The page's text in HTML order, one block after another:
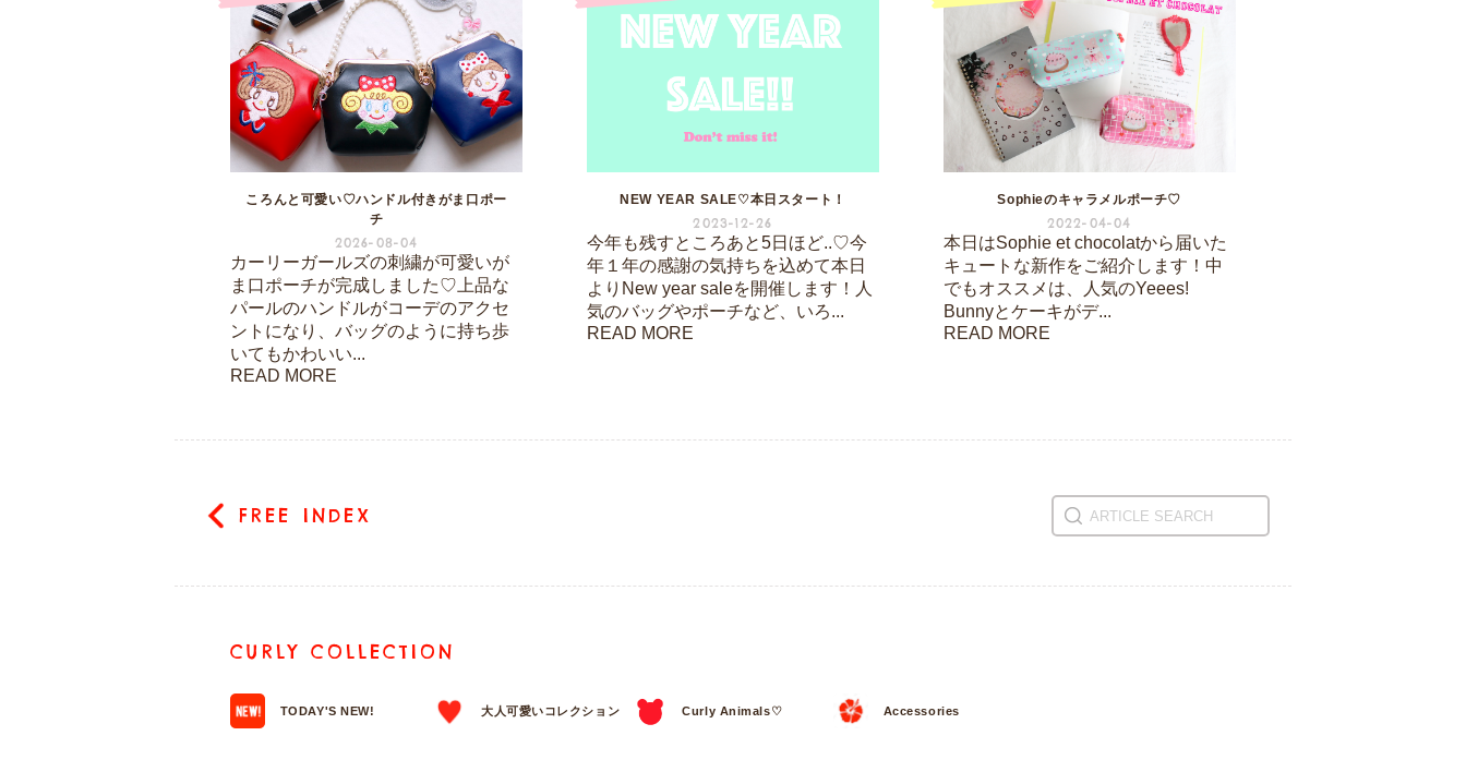
ころんと可愛い♡ハンドル付きがま口ポー
チ
2026-08-04
カーリーガールズの刺繍が可愛いが
ま口ポーチが完成しました♡上品な
パールのハンドルがコーデのアクセ
ントになり、バッグのように持ち歩
いてもかわいい...
READ MORE
NEW YEAR SALE♡本日スタート！
2023-12-26
今年も残すところあと5日ほど..♡今
年１年の感謝の気持ちを込めて本日
よりNew year saleを開催します！人
気のバッグやポーチなど、いろ...
READ MORE
Sophieのキャラメルポーチ♡
2022-04-04
本日はSophie et chocolatから届いた
キュートな新作をご紹介します！中
でもオススメは、人気のYeees!
Bunnyとケーキがデ...
READ MORE
FREE INDEX
CURLY COLLECTION
TODAY'S NEW! 大人可愛いコレクション Curly Animals♡ Accessories